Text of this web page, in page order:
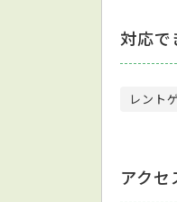
対応で
レント
アクセ